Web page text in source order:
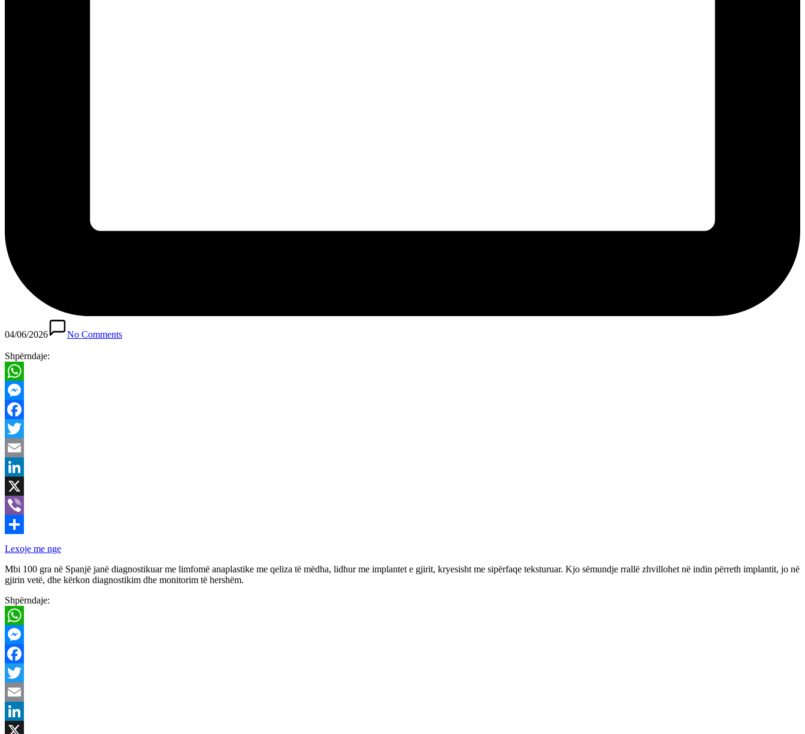
04/06/2026 No Comments
Shpërndaje:
WhatsApp
Messenger
Facebook
Twitter
Email
LinkedIn
X
Viber
Share
Lexoje me nge
Mbi 100 gra në Spanjë janë diagnostikuar me limfomë anaplastike me qeliza të mëdha, lidhur me implantet e gjirit, kryesisht me sipërfaqe teksturuar. Kjo sëmundje rrallë zhvillohet në indin përreth implantit, jo në
gjirin vetë, dhe kërkon diagnostikim dhe monitorim të hershëm.
Shpërndaje:
WhatsApp
Messenger
Facebook
Twitter
Email
LinkedIn